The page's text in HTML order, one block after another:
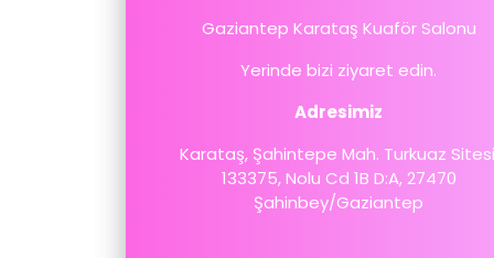
Gaziantep Karataş Kuaför Salonu
Yerinde bizi ziyaret edin.
Adresimiz
Karataş, Şahintepe Mah. Turkuaz
133375, Nolu Cd 1B D:A, 27470
Şahinbey/Gaziantep